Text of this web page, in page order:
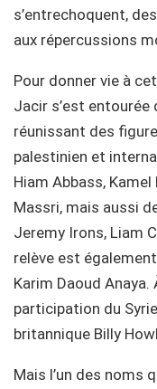
s’entrechoquent,
aux répercussions
Pour donner vie à
Jacir s’est entourée
réunissant des
palestinien et
Hiam Abbass, Kamel
Massri, mais aussi
Jeremy Irons, Liam
relève est
Karim Daoud
participation du
britannique Billy
Mais l’un des noms